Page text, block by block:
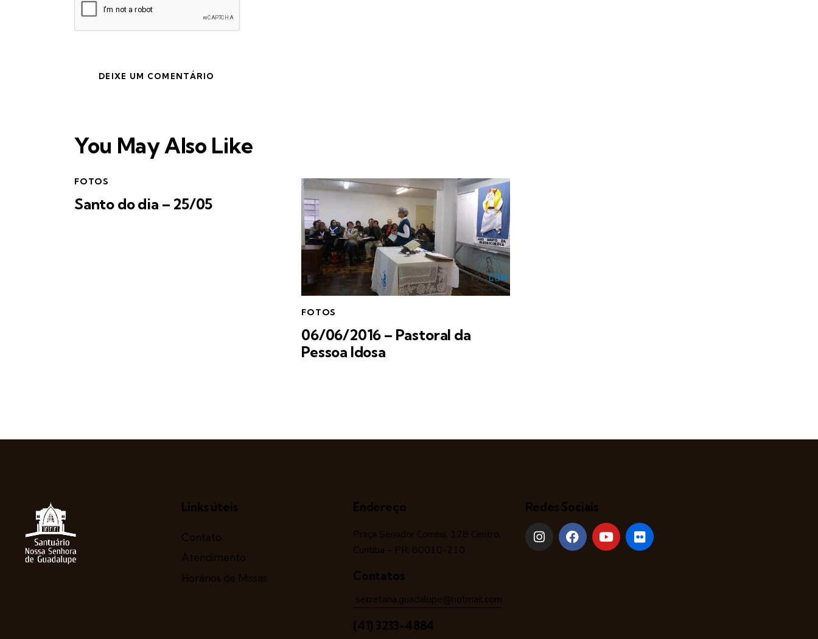
You May Also Like
FOTOS
Santo do dia – 25/05
FOTOS
06/06/2016 – Pastoral da
Pessoa Idosa
Links úteis
Contato
Atendimento
Horários de Missas
Endereço
Praça Senador Correia, 128 Centro,
Curitiba – PR, 80010-210
Contatos
secretaria.guadalupe@hotmail.com
(41) 3233-4884
Redes Sociais